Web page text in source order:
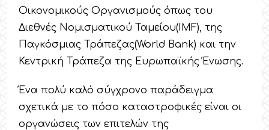
Οικονομικούς Οργανισμούς όπως του
Διεθνές Νομισματικού Ταμείου(IMF), της
Παγκόσμιας Τράπεζας(World Bank) και την
Κεντρική Τράπεζα της Ευρωπαϊκής Ένωσης.
Ένα πολύ καλό σύγχρονο παράδειγμα
σχετικά με το πόσο καταστροφικές είναι οι
οργανώσεις των επιτελών της